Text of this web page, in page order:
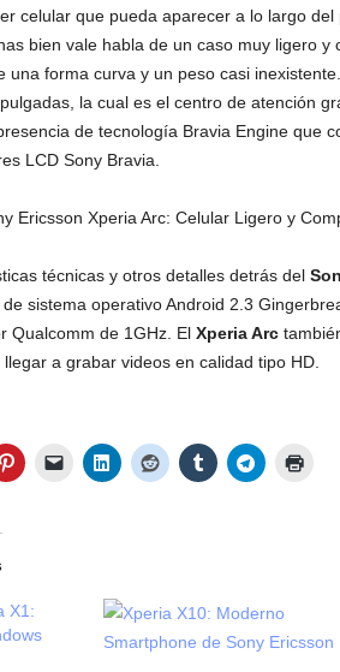
celular que pueda aparecer a lo largo
bien vale habla de un caso muy ligero y
una forma curva y un peso casi
la cual es el centro de atención
de tecnología Bravia Engine que
LCD Sony Bravia.
técnicas y otros detalles detrás del
sistema operativo Android 2.3
Qualcomm de 1GHz. El Xperia Arc
a grabar videos en calidad tipo HD.
X1: